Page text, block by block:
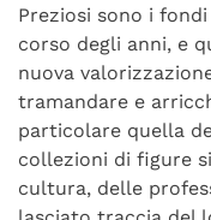
Preziosi sono i
corso degli anni, e
nuova
tramandare e
particolare quella
collezioni di figure
cultura, delle